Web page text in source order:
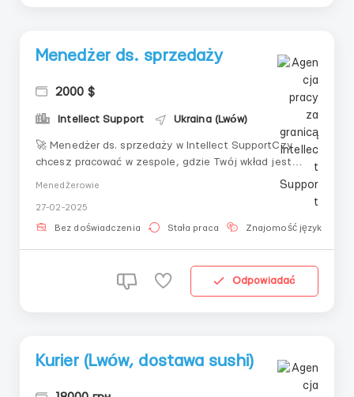
Menedżer ds. sprzedaży
2000 $
Intellect Support Ukraina (Lwów)
🚀 Menedżer ds. sprzedaży w Intellect SupportCzy
chcesz pracować w zespole, gdzie Twój wkład jest
naprawdę doceniany? 🤩 Szukamy energicznego i
nam przyciągać nowych klientów i rozwijać biznes!
👩🏽‍💻 Obowiązki:🔹 Aktywne poszukiwanie i
Menedżerowie
27-02-2025
Bez doświadczenia Stała praca Znajomość języka
Odpowiadać
Kurier (Lwów, dostawa sushi)